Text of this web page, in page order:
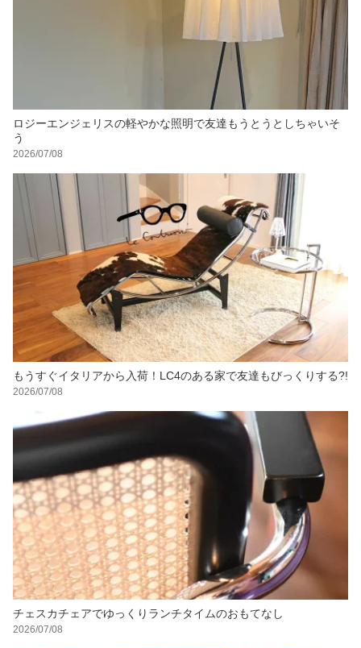
ロジーエンジェリスの軽やかな照明で友達もうとうとしちゃいそ
う
2026/07/08
もうすぐイタリアから入荷！LC4のある家で友達もびっくりする?!
2026/07/08
チェスカチェアでゆっくりランチタイムのおもてなし
2026/07/08